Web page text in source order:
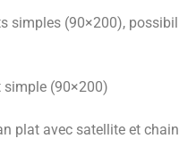
simples (90×200),
simple (90×200)
plat avec satellite et